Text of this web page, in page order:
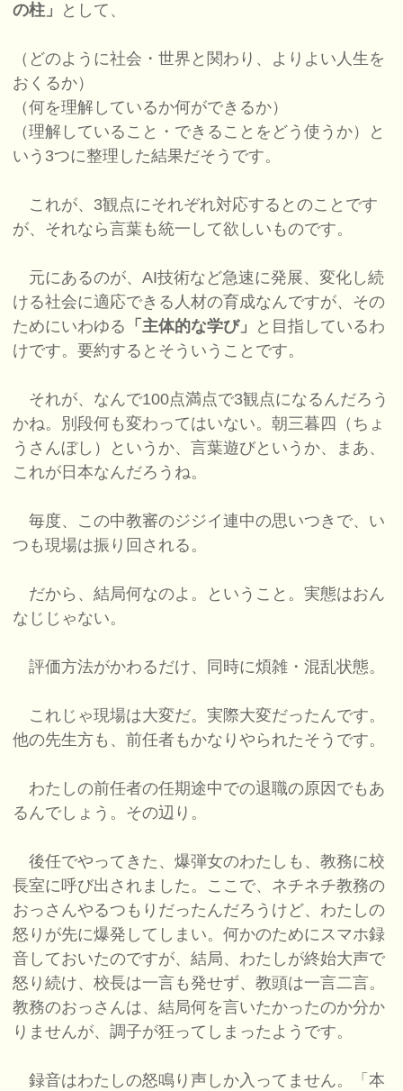
の柱」 として、
（どのように社会・世界と関わり、よりよい人生を
おくるか）
（何を理解しているか何ができるか）
（理解していること・できることをどう使うか）と
いう3つに整理した結果だそうです。
これが、3観点にそれぞれ対応するとのことです
が、それなら言葉も統一して欲しいものです。
元にあるのが、AI技術など急速に発展、変化し続
ける社会に適応できる人材の育成なんですが、その
ためにいわゆる 「主体的な学び」
と目指しているわ
けです。要約するとそういうことです。
それが、なんで100点満点で3観点になるんだろう
かね。別段何も変わってはいない。朝三暮四（ちょ
うさんぼし）というか、言葉遊びというか、まあ、
これが日本なんだろうね。
毎度、この中教審のジジイ連中の思いつきで、い
つも現場は振り回される。
だから、結局何なのよ。ということ。実態はおん
なじじゃない。
評価方法がかわるだけ、同時に煩雑・混乱状態。
これじゃ現場は大変だ。実際大変だったんです。
他の先生方も、前任者もかなりやられたそうです。
わたしの前任者の任期途中での退職の原因でもあ
るんでしょう。その辺り。
後任でやってきた、爆弾女のわたしも、教務に校
長室に呼び出されました。ここで、ネチネチ教務の
おっさんやるつもりだったんだろうけど、わたしの
怒りが先に爆発してしまい。何かのためにスマホ録
音しておいたのですが、結局、わたしが終始大声で
怒り続け、校長は一言も発せず、教頭は一言二言。
教務のおっさんは、結局何を言いたかったのか分か
りませんが、調子が狂ってしまったようです。
録音はわたしの怒鳴り声しか入ってません。「本